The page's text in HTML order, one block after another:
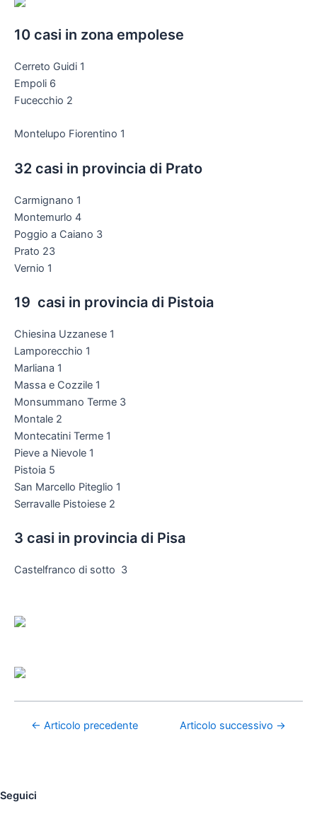
10 casi in zona empolese
Cerreto Guidi 1
Empoli 6
Fucecchio 2
Montelupo Fiorentino 1
32 casi in provincia di Prato
Carmignano 1
Montemurlo 4
Poggio a Caiano 3
Prato 23
Vernio 1
19 casi in provincia di Pistoia
Chiesina Uzzanese 1
Lamporecchio 1
Marliana 1
Massa e Cozzile 1
Monsummano Terme 3
Montale 2
Montecatini Terme 1
Pieve a Nievole 1
Pistoia 5
San Marcello Piteglio 1
Serravalle Pistoiese 2
3 casi in provincia di Pisa
Castelfranco di sotto 3
← Articolo precedente Articolo successivo →
Seguici